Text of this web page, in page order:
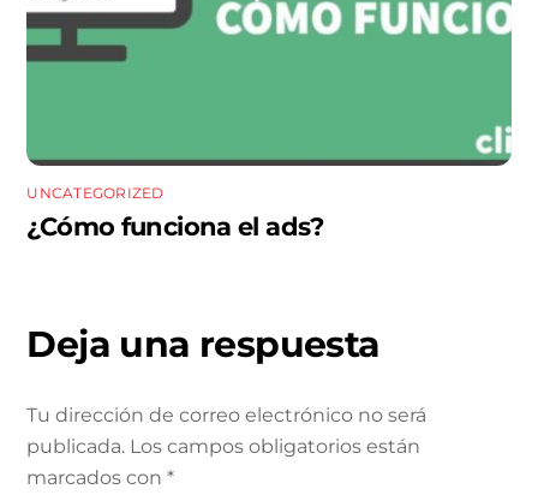
UNCATEGORIZED
¿Cómo funciona el ads?
Deja una respuesta
Tu dirección de correo electrónico no será
publicada. Los campos obligatorios están
marcados con*